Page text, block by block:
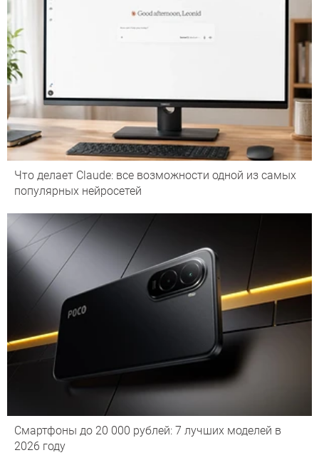
Что делает Сlaude: все возможности одной из самых
популярных нейросетей
Смартфоны до 20 000 рублей: 7 лучших моделей в
2026 году